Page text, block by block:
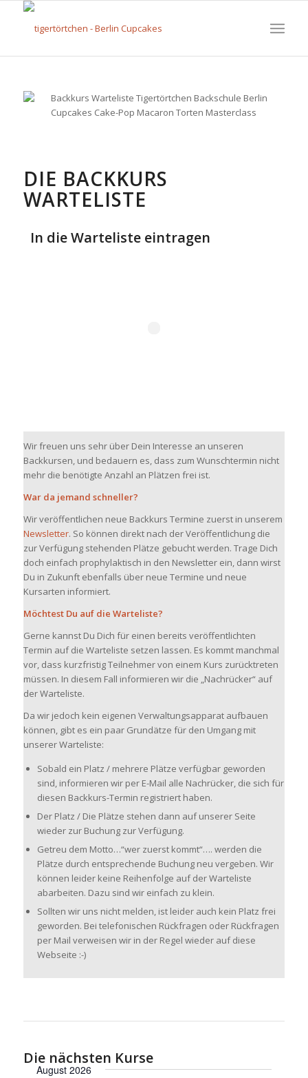
DIE BACKKURS
WARTELISTE
In die Warteliste eintragen
Wir freuen uns sehr über Dein Interesse an unseren
Backkursen, und bedauern es, dass zum Wunschtermin nicht
mehr die benötigte Anzahl an Plätzen frei ist.
War da jemand schneller?
Wir veröffentlichen neue Backkurs Termine zuerst in unserem
Newsletter. So können direkt nach der Veröffentlichung die
zur Verfügung stehenden Plätze gebucht werden. Trage Dich
doch einfach prophylaktisch in den Newsletter ein, dann wirst
Du in Zukunft ebenfalls über neue Termine und neue
Kursarten informiert.
Möchtest Du auf die Warteliste?
Gerne kannst Du Dich für einen bereits veröffentlichten
Termin auf die Warteliste setzen lassen. Es kommt manchmal
vor, dass kurzfristig Teilnehmer von einem Kurs zurücktreten
müssen. In diesem Fall informieren wir die „Nachrücker“ auf
der Warteliste.
Da wir jedoch kein eigenen Verwaltungsapparat aufbauen
können, gibt es ein paar Grundätze für den Umgang mit
unserer Warteliste:
Sobald ein Platz / mehrere Plätze verfügbar geworden
sind, informieren wir per E-Mail alle Nachrücker, die sich für
diesen Backkurs-Termin registriert haben.
Der Platz / Die Plätze stehen dann auf unserer Seite
wieder zur Buchung zur Verfügung.
Getreu dem Motto…“wer zuerst kommt“…. werden die
Plätze durch entsprechende Buchung neu vergeben. Wir
können leider keine Reihenfolge auf der Warteliste
abarbeiten. Dazu sind wir einfach zu klein.
Sollten wir uns nicht melden, ist leider auch kein Platz frei
geworden. Bei telefonischen Rückfragen oder Rückfragen
per Mail verweisen wir in der Regel wieder auf diese
Webseite :-)
Die nächsten Kurse
August 2026